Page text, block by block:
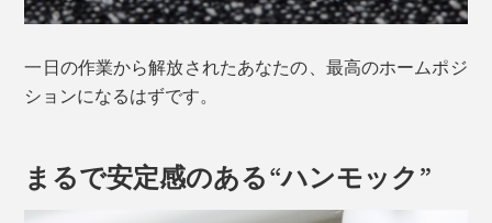
一日の作業から解放されたあなたの、最高のホームポジ
ションになるはずです。
まるで安定感のある“ハンモック”